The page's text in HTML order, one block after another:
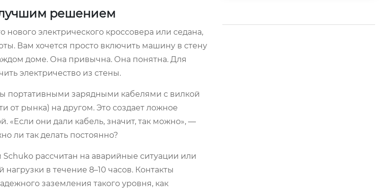
лучшим решением
нового электрического кроссовера или седана,
Вам хочется просто включить машину в стену
доме. Она привычна. Она понятна. Для
электричество из стены.
портативными зарядными кабелями с вилкой
от рынка) на другом. Это создает ложное
«Если они дали кабель, значит, так можно», —
ли так делать постоянно?
рассчитан на аварийные ситуации или
в течение 8–10 часов. Контакты
заземления такого уровня, как